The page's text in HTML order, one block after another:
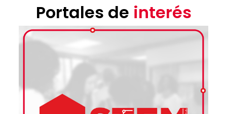
Portales de interés